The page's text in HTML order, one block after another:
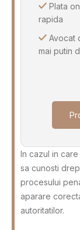
Plata
rapida
Avocat
mai putin
In cazul in
sa cunosti
procesului
aparare
autoritatilor.